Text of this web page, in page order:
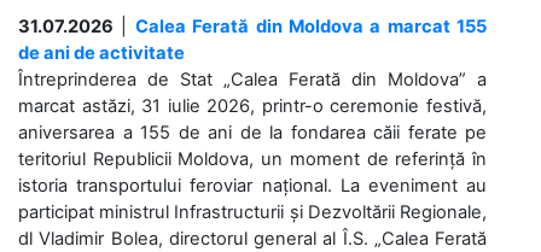
31.07.2026
Calea Ferată din Moldova a marcat 155
de ani de activitate
Întreprinderea de Stat „Calea Ferată din Moldova” a
marcat astăzi, 31 iulie 2026, printr-o ceremonie festivă,
aniversarea a 155 de ani de la fondarea căii ferate pe
teritoriul Republicii Moldova, un moment de referință în
istoria transportului feroviar național. La eveniment au
participat ministrul Infrastructurii și Dezvoltării Regionale,
dl Vladimir Bolea, directorul general al Î.S. „Calea Ferată